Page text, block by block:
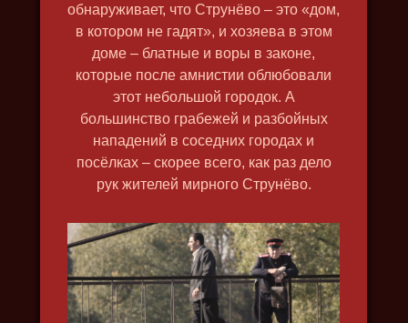
ПЕТЛЯ НЕСТЕРОВА
2015, исторический, криминал
обнаруживает, что Струнёво – это «дом,
в котором не гадят», и хозяева в этом
доме – блатные и воры в законе,
которые после амнистии облюбовали
этот небольшой городок. А
большинство грабежей и разбойных
нападений в соседних городах и
посёлках – скорее всего, как раз дело
рук жителей мирного Струнёво.